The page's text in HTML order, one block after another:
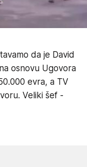
da je David
osnovu Ugovora
evra, a TV
Veliki šef -